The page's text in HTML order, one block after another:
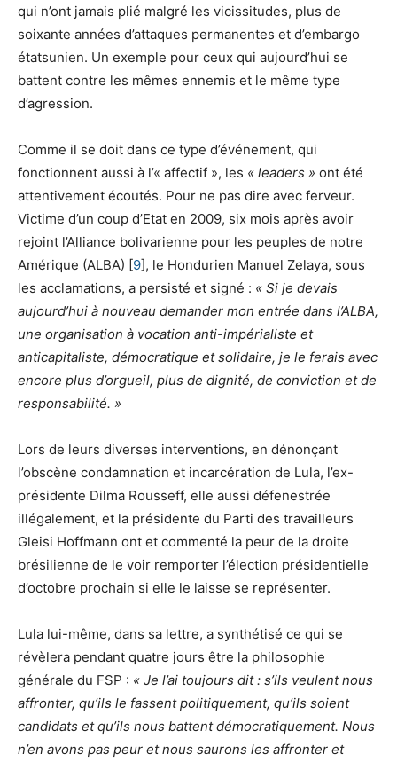
qui n’ont jamais plié malgré les vicissitudes, plus de
soixante années d’attaques permanentes et d’embargo
étatsunien. Un exemple pour ceux qui aujourd’hui se
battent contre les mêmes ennemis et le même type
d’agression.
Comme il se doit dans ce type d’événement, qui
fonctionnent aussi à l’« affectif », les « leaders » ont été
attentivement écoutés. Pour ne pas dire avec ferveur.
Victime d’un coup d’Etat en 2009, six mois après avoir
rejoint l’Alliance bolivarienne pour les peuples de notre
Amérique (ALBA) [9], le Hondurien Manuel Zelaya, sous
les acclamations, a persisté et signé : « Si je devais
aujourd’hui à nouveau demander mon entrée dans l’ALBA,
une organisation à vocation anti-impérialiste et
anticapitaliste, démocratique et solidaire, je le ferais avec
encore plus d’orgueil, plus de dignité, de conviction et de
responsabilité. »
Lors de leurs diverses interventions, en dénonçant
l’obscène condamnation et incarcération de Lula, l’ex-
présidente Dilma Rousseff, elle aussi défenestrée
illégalement, et la présidente du Parti des travailleurs
Gleisi Hoffmann ont et commenté la peur de la droite
brésilienne de le voir remporter l’élection présidentielle
d’octobre prochain si elle le laisse se représenter.
Lula lui-même, dans sa lettre, a synthétisé ce qui se
révèlera pendant quatre jours être la philosophie
générale du FSP : « Je l’ai toujours dit : s’ils veulent nous
affronter, qu’ils le fassent politiquement, qu’ils soient
candidats et qu’ils nous battent démocratiquement. Nous
n’en avons pas peur et nous saurons les affronter et